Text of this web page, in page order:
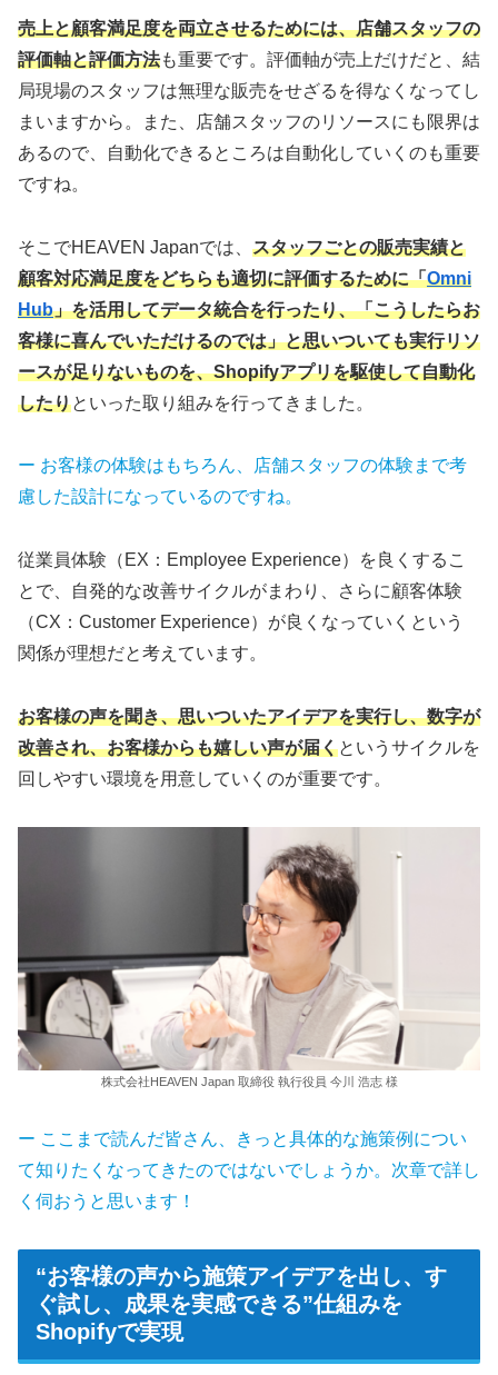
売上と顧客満足度を両立させるためには、店舗スタッフの
評価軸と評価方法も重要です。評価軸が売上だけだと、結
局現場のスタッフは無理な販売をせざるを得なくなってし
まいますから。また、店舗スタッフのリソースにも限界は
あるので、自動化できるところは自動化していくのも重要
ですね。
そこでHEAVEN Japanでは、 スタッフごとの販売実績と
顧客対応満足度をどちらも適切に評価するために「Omni
Hub」を活用してデータ統合を行ったり、「こうしたらお
客様に喜んでいただけるのでは」と思いついても実行リソ
ースが足りないものを、Shopifyアプリを駆使して自動化
したりといった取り組みを行ってきました。
ー お客様の体験はもちろん、店舗スタッフの体験まで考
慮した設計になっているのですね。
従業員体験（EX：Employee Experience）を良くするこ
とで、自発的な改善サイクルがまわり、さらに顧客体験
（CX：Customer Experience）が良くなっていくという
関係が理想だと考えています。
お客様の声を聞き、思いついたアイデアを実行し、数字が
改善され、お客様からも嬉しい声が届くというサイクルを
回しやすい環境を用意していくのが重要です。
株式会社HEAVEN Japan 取締役 執行役員 今川 浩志 様
ー ここまで読んだ皆さん、きっと具体的な施策例につい
て知りたくなってきたのではないでしょうか。次章で詳し
く伺おうと思います！
“お客様の声から施策アイデアを出し、す
ぐ試し、成果を実感できる”仕組みを
Shopifyで実現